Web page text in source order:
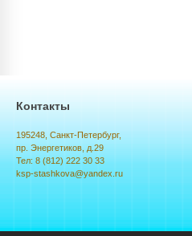
Контакты
195248, Санкт-Петербург,
пр. Энергетиков, д.29
Тел: 8 (812) 222 30 33
ksp-stashkova@yandex.ru